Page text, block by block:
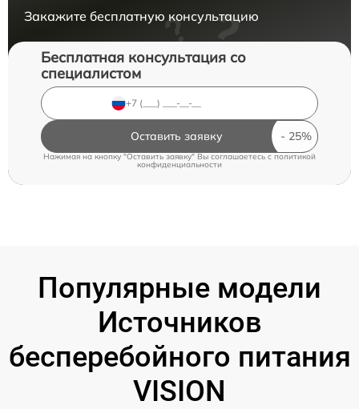
Закажите бесплатную консультацию
Бесплатная консультация со
специалистом
Оставить заявку
Нажимая на кнопку "Оставить заявку" Вы соглашаетесь cполитикой
конфиденциальности
Популярные модели
Источников
бесперебойного питания
VISION